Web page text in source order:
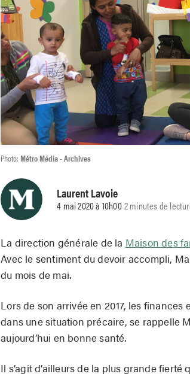
Photo: Métro Média - Archives
Laurent Lavoie
4 mai 2020 à 10h002 minutes de
La direction générale de la Maison des
Avec le sentiment du devoir accompli,
du mois de mai.
Lors de son arrivée en 2017, les
dans une situation précaire, se rappelle
aujourd’hui en bonne santé.
Il s’agit d’ailleurs de la plus grande fierté